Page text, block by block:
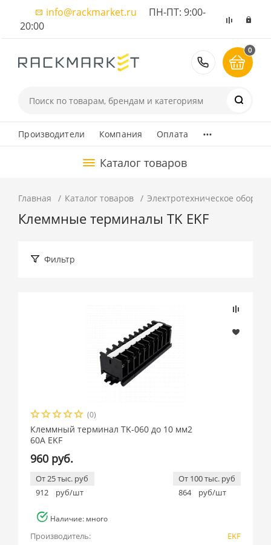
info@rackmarket.ru ПН-ПТ: 9:00-
20:00
8 (495)
0
Производители Компания Оплата ...
Каталог товаров
Главная Каталог товаров Электротехническое
Клеммные терминалы TK EKF
Фильтр
Производитель
EKF (
(0)
Клеммный терминал TK-060 до 10 мм2
60A EKF
960 руб.
От 25 тыс. руб
912
руб/шт
От 100 тыс. руб
864
руб/шт
Наличие: много
Производитель:
EKF